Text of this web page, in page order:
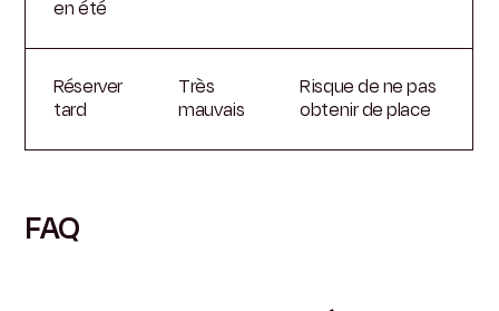
en été
Réserver
tard
Très
mauvais
Risque de ne pas
obtenir de place
FAQ